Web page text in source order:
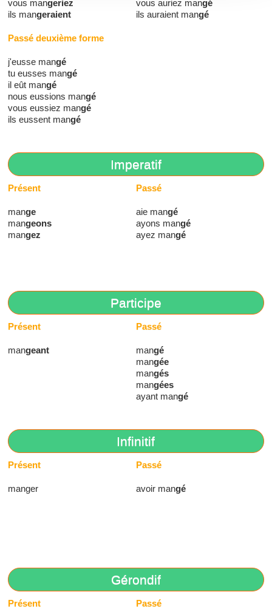
vous mangeriez
ils mangeraient
vous auriez mangé
ils auraient mangé
Passé deuxième forme
j'eusse mangé
tu eusses mangé
il eût mangé
nous eussions mangé
vous eussiez mangé
ils eussent mangé
Imperatif
Présent
mange
mangeons
mangez
Passé
aie mangé
ayons mangé
ayez mangé
Participe
Présent
mangeant
Passé
mangé
mangée
mangés
mangées
ayant mangé
Infinitif
Présent
manger
Passé
avoir mangé
Gérondif
Présent Passé